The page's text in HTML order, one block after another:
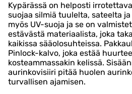
Kypärässä on helposti
suojaa silmiä tuulelta, sateelta
myös UV-suoja ja se on
estävästä materiaalista, joka
kaikissa sääolosuhteissa.
Pinlock-kalvo, joka estää
kosteammassakin kelissä.
aurinkovisiiri pitää huolen
turvallisen ajamisen.